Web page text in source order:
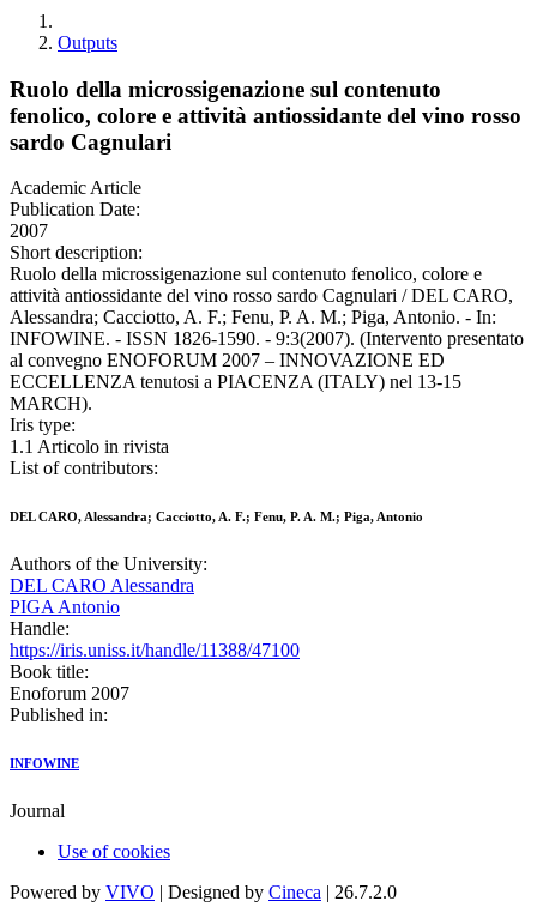
Outputs
Ruolo della microssigenazione sul contenuto
fenolico, colore e attività antiossidante del vino rosso
sardo Cagnulari
Academic Article
Publication Date:
2007
Short description:
Ruolo della microssigenazione sul contenuto fenolico, colore e
attività antiossidante del vino rosso sardo Cagnulari / DEL CARO,
Alessandra; Cacciotto, A. F.; Fenu, P. A. M.; Piga, Antonio. - In:
INFOWINE. - ISSN 1826-1590. - 9:3(2007). (Intervento presentato
al convegno ENOFORUM 2007 – INNOVAZIONE ED
ECCELLENZA tenutosi a PIACENZA (ITALY) nel 13-15
MARCH).
Iris type:
1.1 Articolo in rivista
List of contributors:
DEL CARO, Alessandra; Cacciotto, A. F.; Fenu, P. A. M.; Piga, Antonio
Authors of the University:
DEL CARO Alessandra
PIGA Antonio
Handle:
https://iris.uniss.it/handle/11388/47100
Book title:
Enoforum 2007
Published in:
INFOWINE
Journal
Use of cookies
Powered by VIVO | Designed by Cineca | 26.7.2.0